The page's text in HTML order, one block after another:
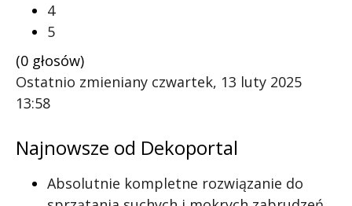
4
5
(0 głosów)
Ostatnio zmieniany czwartek, 13 luty 2025
13:58
Najnowsze od Dekoportal
Absolutnie kompletne rozwiązanie do